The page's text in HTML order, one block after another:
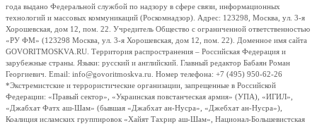
года выдано Федеральной службой по надзору в сфере связи, информационных
технологий и массовых коммуникаций (Роскомнадзор). Адрес: 123298, Москва, ул. 3-я
Хорошевская, дом 12, пом. 22. Учредитель Общество с ограниченной ответственностью
«РУ ФМ» (123298 Москва, ул. 3-я Хорошевская, дом 12, пом. 22). Доменное имя сайта
GOVORITMOSKVA.RU. Территория распространения – Российская Федерация и
зарубежные страны. Языки: русский и английский. Главный редактор Бабаян Роман
Георгиевич. Email: info@govoritmoskva.ru. Номер телефона: +7 (495) 950-62-26
*Экстремистские и террористические организации, запрещенные в Российской
Федерации: «Правый сектор», «Украинская повстанческая армия» (УПА), «ИГИЛ»,
«Джабхат Фатх аш-Шам» (бывшая «Джабхат ан-Нусра», «Джебхат ан-Нусра»),
Коалиция исламских группировок «Хайят Тахрир аш-Шам», Национал-Большевистская